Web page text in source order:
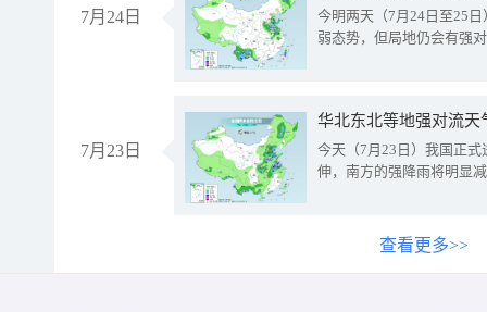
7月24日
今明两天（7月24日至25
弱态势，但局地仍会有强
7月23日
华北东北等地强对流天
今天（7月23日）我国正
伸，南方的强降雨将明显
查看更多>>